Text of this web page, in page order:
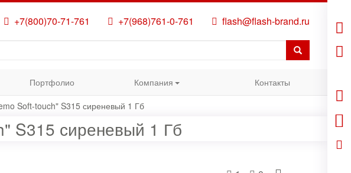
+7(800)70-71-761 +7(968)761-0-761 flash@flash-brand.ru
Портфолио Компания
Контакты
Soft-touch" S315 сиреневый 1 Гб
S315 сиреневый 1 Гб